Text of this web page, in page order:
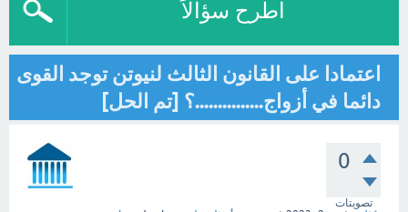
اطرح سؤالاً
اعتمادا على القانون الثالث لنيوتن توجد القوى
دائما في أزواج...............؟ [تم الحل]
0
تصويتات